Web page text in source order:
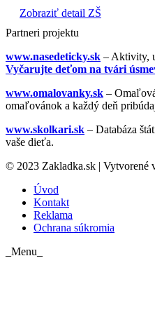
Zobraziť detail ZŠ
Partneri projektu
www.nasedeticky.sk – Aktivity,
Vyčarujte deťom na tvári
www.omalovanky.sk –
omaľovánok a každý deň
www.skolkari.sk – Databáza
vaše dieťa.
© 2023 Zakladka.sk | Vytvorené
Úvod
Kontakt
Reklama
Ochrana súkromia
_Menu_